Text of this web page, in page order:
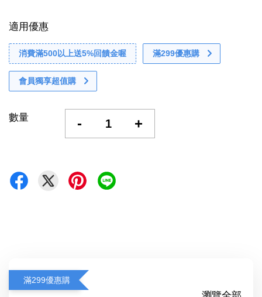
適用優惠
消費滿500以上送5%回饋金喔 滿299優惠購
會員獨享超值購
數量 - +
滿299優惠購